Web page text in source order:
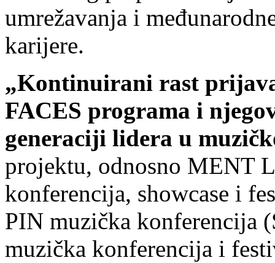
umrežavanja i
karijere.
„Kontinuirani rast
FACES programa i
generaciji lidera u
projektu, odnosno MENT
konferencija, showcase i
PIN muzička konferencija
muzička konferencija i